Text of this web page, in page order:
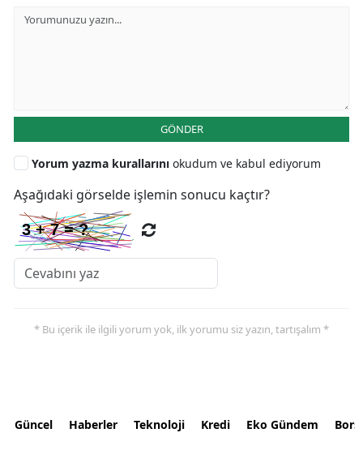
GÖNDER
Yorum yazma kurallarını okudum ve kabul ediyorum
Aşağıdaki görselde işlemin sonucu kaçtır?
* Bu içerik ile ilgili yorum yok, ilk yorumu siz yazın, tartışalım *
Güncel Haberler Teknoloji Kredi Eko Gündem